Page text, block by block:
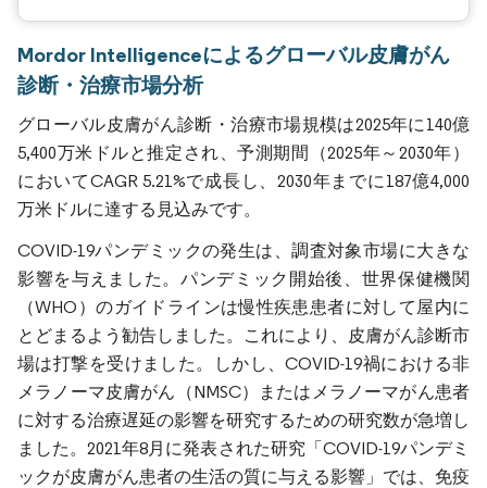
Mordor Intelligenceによるグローバル皮膚がん
診断・治療市場分析
グローバル皮膚がん診断・治療市場規模は2025年に140億
5,400万米ドルと推定され、予測期間（2025年～2030年）
においてCAGR 5.21%で成長し、2030年までに187億4,000
万米ドルに達する見込みです。
COVID-19パンデミックの発生は、調査対象市場に大きな
影響を与えました。パンデミック開始後、世界保健機関
（WHO）のガイドラインは慢性疾患患者に対して屋内に
とどまるよう勧告しました。これにより、皮膚がん診断市
場は打撃を受けました。しかし、COVID-19禍における非
メラノーマ皮膚がん（NMSC）またはメラノーマがん患者
に対する治療遅延の影響を研究するための研究数が急増し
ました。2021年8月に発表された研究「COVID-19パンデミ
ックが皮膚がん患者の生活の質に与える影響」では、免疫